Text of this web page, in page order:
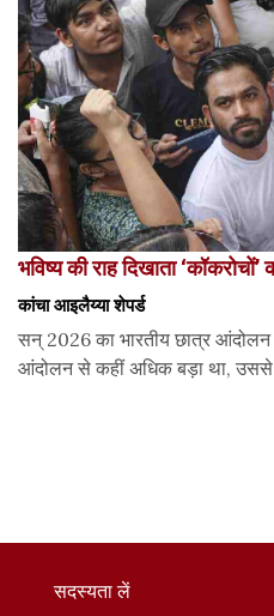
भविष्य की राह दिखाता
कांचा आइलैय्या शेपर्ड
सन् 2026 का भारतीय छात्र
आंदोलन से कहीं अधिक बड़ा था,
सदस्यता लें